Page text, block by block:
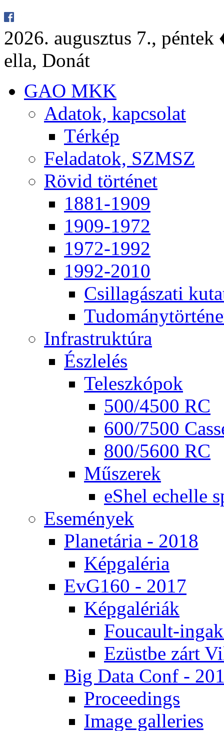
2026. au­gusz­tus 7.,
el­la, Do­nát
GAO MKK
Ada­tok, kap­cso­lat
Tér­kép
Fel­ada­tok, SZMSZ
Rö­vid tör­té­net
1881-1909
1909-1972
1972-1992
1992-2010
Csil­la­gá­sza­ti
Inf­ra­struk­tú­ra
Ész­le­lés
Te­lesz­kó­pok
500/4500 RC
600/7500
800/5600 RC
Mű­sze­rek
eS­hel echel­le
Ese­mé­nyek
Pla­ne­tá­ria - 2018
Kép­ga­lé­ria
EvG160 - 2017
Kép­ga­lé­ri­ák
Fo­u­ca­ult-
Ezüst­be zárt
Big Da­ta Conf -
Pro­ce­e­dings
Image gal­le­ri­es